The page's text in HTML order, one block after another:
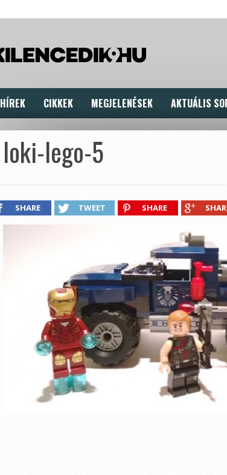
HÍREK CIKKEK MEGJELENÉSEK AKTUÁLIS
loki-lego-5
SHARE TWEET SHARE